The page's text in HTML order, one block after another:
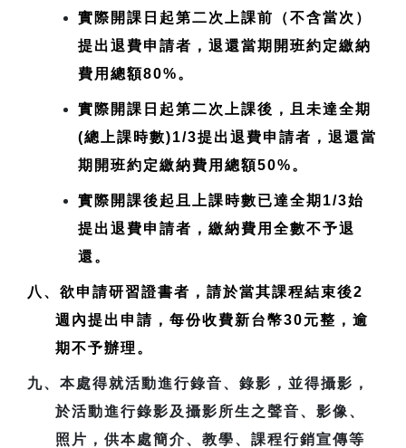
實際開課日起第二次上課前（不含當次）
提出退費申請者，退還當期開班約定繳納
費用總額80%。
實際開課日起第二次上課後，且未達全期
(總上課時數)1/3提出退費申請者，退還當
期開班約定繳納費用總額50%。
實際開課後起且上課時數已達全期1/3始
提出退費申請者，繳納費用全數不予退
還。
八、欲申請研習證書者，請於當其課程結束後2
週內提出申請，每份收費新台幣30元整，逾
期不予辦理。
九、本處得就活動進行錄音、錄影，並得攝影，
於活動進行錄影及攝影所生之聲音、影像、
照片，供本處簡介、教學、課程行銷宣傳等